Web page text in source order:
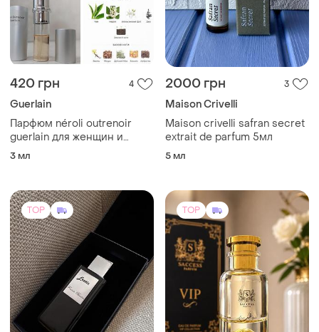
420 грн 4
Guerlain
Парфюм néroli outrenoir
guerlain для женщин и
мужчин 3мл +атомайзер в
3 мл
2000 грн 3
Maison Crivelli
Maison crivelli safran secret
extrait de parfum 5мл
5 мл
TOP TOP